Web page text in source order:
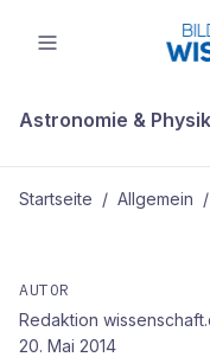
Astronomie & Physik
Startseite / Allgemein /
Mehr zum
AUTOR
Redaktion
20. Mai 2014